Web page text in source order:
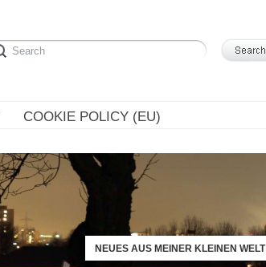
COOKIE POLICY (EU)
NEUES AUS MEINER KLEINEN WELT